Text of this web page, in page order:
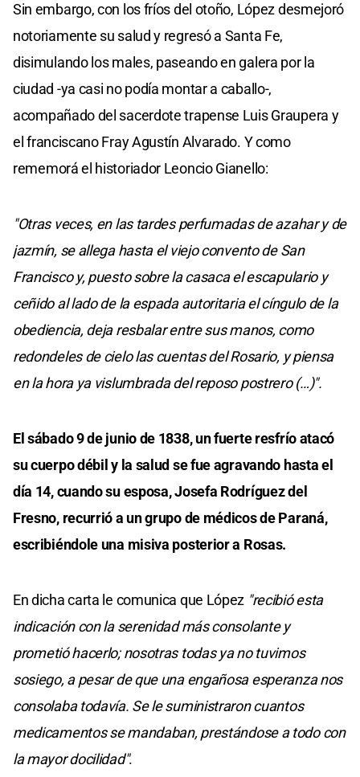
Sin embargo, con los fríos del otoño, López desmejoró
notoriamente su salud y regresó a Santa Fe,
disimulando los males, paseando en galera por la
ciudad -ya casi no podía montar a caballo-,
acompañado del sacerdote trapense Luis Graupera y
el franciscano Fray Agustín Alvarado. Y como
rememorá el historiador Leoncio Gianello:
"Otras veces, en las tardes perfumadas de azahar y de
jazmín, se allega hasta el viejo convento de San
Francisco y, puesto sobre la casaca el escapulario y
ceñido al lado de la espada autoritaria el cíngulo de la
obediencia, deja resbalar entre sus manos, como
redondeles de cielo las cuentas del Rosario, y piensa
en la hora ya vislumbrada del reposo postrero (…)".
El sábado 9 de junio de 1838, un fuerte resfrío atacó
su cuerpo débil y la salud se fue agravando hasta el
día 14, cuando su esposa, Josefa Rodríguez del
Fresno, recurrió a un grupo de médicos de Paraná,
escribiéndole una misiva posterior a Rosas.
En dicha carta le comunica que López "recibió esta
indicación con la serenidad más consolante y
prometió hacerlo; nosotras todas ya no tuvimos
sosiego, a pesar de que una engañosa esperanza nos
consolaba todavía. Se le suministraron cuantos
medicamentos se mandaban, prestándose a todo con
la mayor docilidad".